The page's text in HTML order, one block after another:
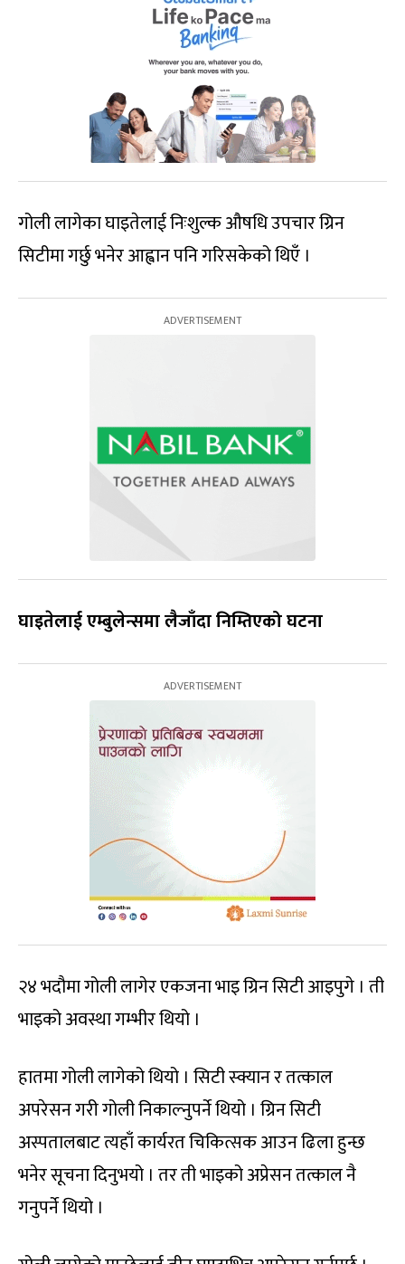
गोली लागेका घाइतेलाई निःशुल्क औषधि उपचार ग्रिन
सिटीमा गर्छु भनेर आह्वान पनि गरिसकेको थिएँ ।
घाइतेलाई एम्बुलेन्समा लैजाँदा निम्तिएको घटना
२४ भदौमा गोली लागेर एकजना भाइ ग्रिन सिटी आइपुगे । ती
भाइको अवस्था गम्भीर थियो ।
हातमा गोली लागेको थियो । सिटी स्क्यान र तत्काल
अपरेसन गरी गोली निकाल्नुपर्ने थियो । ग्रिन सिटी
अस्पतालबाट त्यहाँ कार्यरत चिकित्सक आउन ढिला हुन्छ
भनेर सूचना दिनुभयो । तर ती भाइको अप्रेसन तत्काल नै
गनुपर्ने थियो ।